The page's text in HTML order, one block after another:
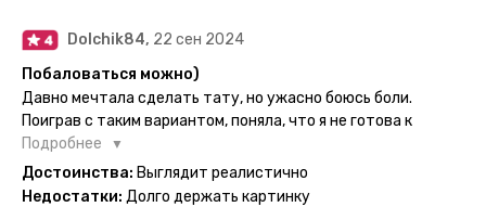
больше ничего и не нужно.
Dolchik84, 22 сен 2024
Побаловаться можно)
Давно мечтала сделать тату, но ужасно боюсь боли.
Поиграв с таким вариантом, поняла, что я не готова к
постоянной тату. Поэтому благодарю, что есть такая
возможность. Муж смог сделать тату в нескольких местах
одной картинкой).
Подробнее
Достоинства: Выглядит реалистично
Недостатки: Долго держать картинку